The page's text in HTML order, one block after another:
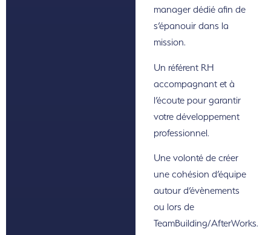
manager dédié afin de
s’épanouir dans la
mission.
Un référent RH
accompagnant et à
l’écoute pour garantir
votre développement
professionnel.
Une volonté de créer
une cohésion d’équipe
autour d’évènements
ou lors de
TeamBuilding/AfterWorks.